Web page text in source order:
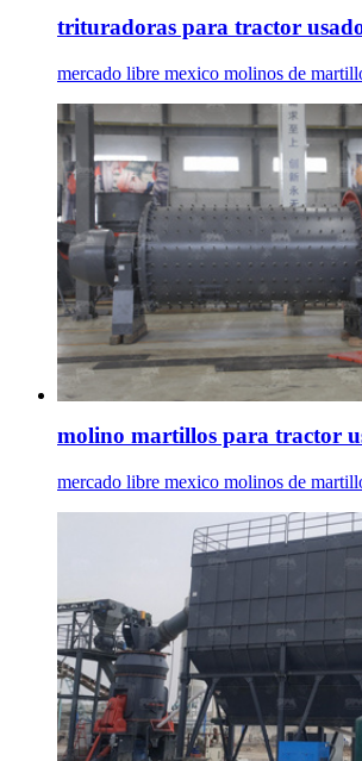
trituradoras para tractor
mercado libre mexico molinos de
molino martillos para tractor
mercado libre mexico molinos de